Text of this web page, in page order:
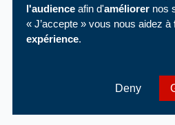
l'audience afin d'améliorer nos
« J’accepte » vous nous aidez à
expérience.
Deny